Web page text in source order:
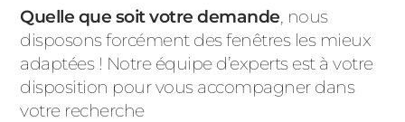
Quelle que soit votre demande , nous
disposons forcément des fenêtres les mieux
adaptées ! Notre équipe d’experts est à votre
disposition pour vous accompagner dans
votre recherche